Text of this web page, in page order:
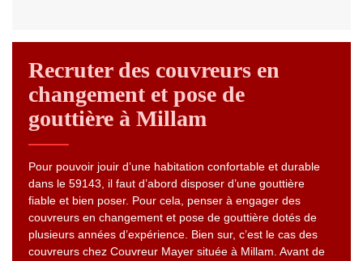
Recruter des couvreurs en
changement et pose de
gouttière à Millam
Pour pouvoir jouir d’une habitation confortable et durable
dans le 59143, il faut d’abord disposer d’une gouttière
fiable et bien poser. Pour cela, penser à engager des
couvreurs en changement et pose de gouttière dotés de
plusieurs années d’expérience. Bien sur, c’est le cas des
couvreurs chez Couvreur Mayer située à Millam. Avant de